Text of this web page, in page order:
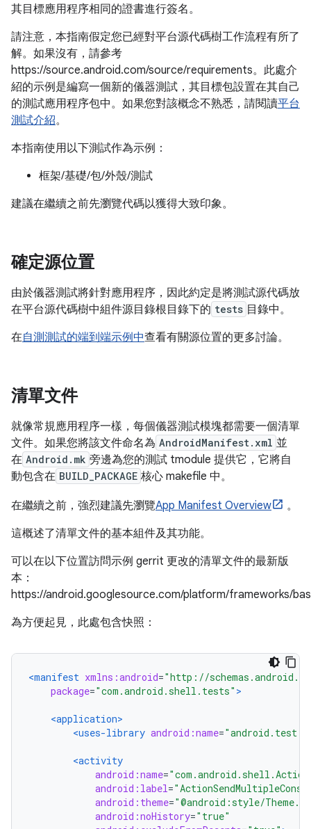
其目標應用程序相同的證書進行簽名。
請注意，本指南假定您已經對平台源代碼樹工作流程有所了
解。如果沒有，請參考
https://source.android.com/source/requirements。此處介
紹的示例是編寫一個新的儀器測試，其目標包設置在其自己
的測試應用程序包中。如果您對該概念不熟悉，請閱讀平台
測試介紹。
本指南使用以下測試作為示例：
框架/基礎/包/外殼/測試
建議在繼續之前先瀏覽代碼以獲得大致印象。
確定源位置
由於儀器測試將針對應用程序，因此約定是將測試源代碼放
在平台源代碼樹中組件源目錄根目錄下的 tests 目錄中。
在自測測試的端到端示例中查看有關源位置的更多討論。
清單文件
就像常規應用程序一樣，每個儀器測試模塊都需要一個清單
文件。如果您將該文件命名為 AndroidManifest.xml 並
在 Android.mk 旁邊為您的測試 tmodule 提供它，它將自
動包含在 BUILD_PACKAGE 核心 makefile 中。
在繼續之前，強烈建議先瀏覽App Manifest Overview
。
這概述了清單文件的基本組件及其功能。
可以在以下位置訪問示例 gerrit 更改的清單文件的最新版
本：
https://android.googlesource.com/platform/frameworks/
為方便起見，此處包含快照：
<manifest xmlns:android="http://
package="com.android.shell.tests" >
<application>
<uses-library android:name=
<activity
android:name=
android:label=
android:theme="@android:style/
android:noHistory="true"